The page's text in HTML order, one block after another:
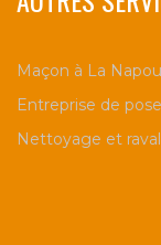
Maçon à La
Entreprise de
Nettoyage et